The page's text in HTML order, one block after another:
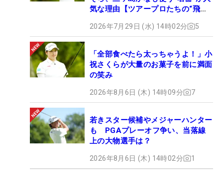
気な理由【ツアープロたちの“飛ば
2026年7月29日 (水) 14時02分 5
「全部食べたら太っちゃうよ！」小
祝さくらが大量のお菓子を前に満面
の笑み
2026年8月6日 (木) 14時09分 7
若きスター候補やメジャーハンター
も PGAプレーオフ争い、当落線
上の大物選手は？
2026年8月6日 (木) 14時02分 1